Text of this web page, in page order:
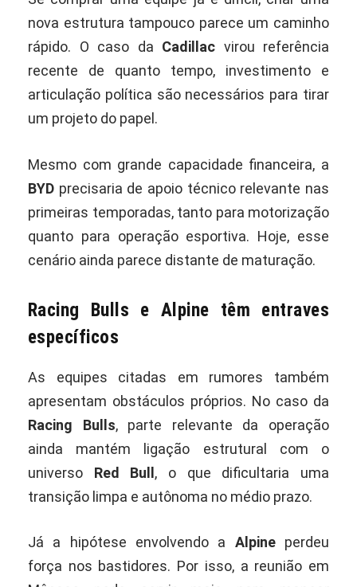
nova estrutura tampouco parece um caminho
rápido. O caso da Cadillac virou referência
recente de quanto tempo, investimento e
articulação política são necessários para tirar
um projeto do papel.
Mesmo com grande capacidade financeira, a
BYD precisaria de apoio técnico relevante nas
primeiras temporadas, tanto para motorização
quanto para operação esportiva. Hoje, esse
cenário ainda parece distante de maturação.
Racing Bulls e Alpine têm entraves
específicos
As equipes citadas em rumores também
apresentam obstáculos próprios. No caso da
Racing Bulls, parte relevante da operação
ainda mantém ligação estrutural com o
universo Red Bull, o que dificultaria uma
transição limpa e autônoma no médio prazo.
Já a hipótese envolvendo a Alpineperdeu
força nos bastidores. Por isso, a reunião em